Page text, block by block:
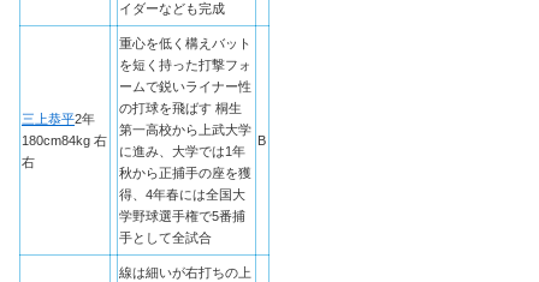
イダーなども完成
三上恭平2年
180cm84kg 右
右
重心を低く構えバット
を短く持った打撃フォ
ームで鋭いライナー性
の打球を飛ばす 桐生
第一高校から上武大学
に進み、大学では1年
秋から正捕手の座を獲
得、4年春には全国大
学野球選手権で5番捕
手として全試合
B
線は細いが右打ちの上